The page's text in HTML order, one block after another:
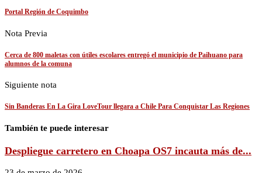
Portal Región de Coquimbo
Nota Previa
Cerca de 800 maletas con útiles escolares entregó el municipio de Paihuano para
alumnos de la comuna
Siguiente nota
Sin Banderas En La Gira LoveTour llegara a Chile Para Conquistar Las Regiones
También te puede interesar
Despliegue carretero en Choapa OS7 incauta más de...